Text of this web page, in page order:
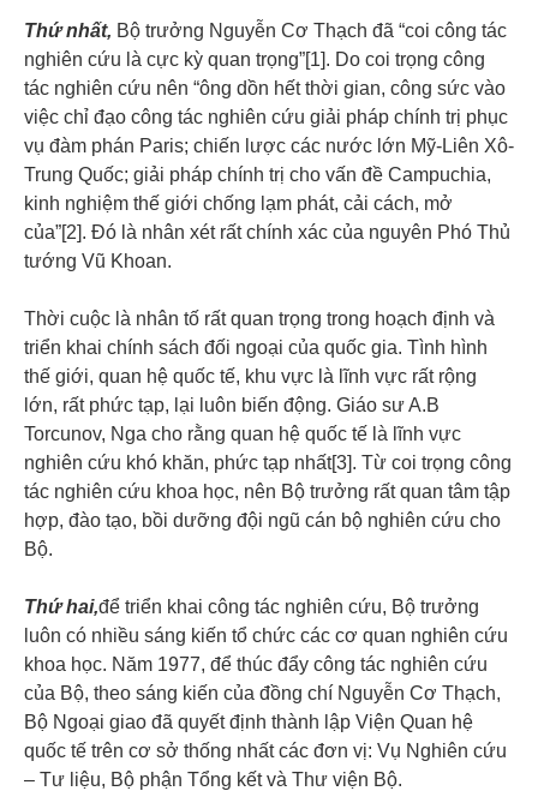
Thứ nhất, Bộ trưởng Nguyễn Cơ Thạch đã “coi công tác
nghiên cứu là cực kỳ quan trọng”[1]. Do coi trọng công
tác nghiên cứu nên “ông dồn hết thời gian, công sức vào
việc chỉ đạo công tác nghiên cứu giải pháp chính trị phục
vụ đàm phán Paris; chiến lược các nước lớn Mỹ-Liên Xô-
Trung Quốc; giải pháp chính trị cho vấn đề Campuchia,
kinh nghiệm thế giới chống lạm phát, cải cách, mở
của”[2]. Đó là nhân xét rất chính xác của nguyên Phó Thủ
tướng Vũ Khoan.
Thời cuộc là nhân tố rất quan trọng trong hoạch định và
triển khai chính sách đối ngoại của quốc gia. Tình hình
thế giới, quan hệ quốc tế, khu vực là lĩnh vực rất rộng
lớn, rất phức tạp, lại luôn biến động. Giáo sư A.B
Torcunov, Nga cho rằng quan hệ quốc tế là lĩnh vực
nghiên cứu khó khăn, phức tạp nhất[3]. Từ coi trọng công
tác nghiên cứu khoa học, nên Bộ trưởng rất quan tâm tập
hợp, đào tạo, bồi dưỡng đội ngũ cán bộ nghiên cứu cho
Bộ.
Thứ hai,để triển khai công tác nghiên cứu, Bộ trưởng
luôn có nhiều sáng kiến tổ chức các cơ quan nghiên cứu
khoa học. Năm 1977, để thúc đẩy công tác nghiên cứu
của Bộ, theo sáng kiến của đồng chí Nguyễn Cơ Thạch,
Bộ Ngoại giao đã quyết định thành lập Viện Quan hệ
quốc tế trên cơ sở thống nhất các đơn vị: Vụ Nghiên cứu
– Tư liệu, Bộ phận Tổng kết và Thư viện Bộ.